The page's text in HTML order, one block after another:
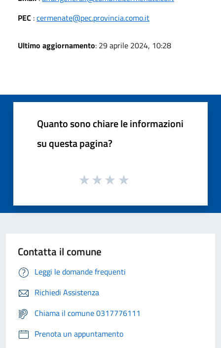
PEC :cermenate@pec.provincia.como.it
Ultimo aggiornamento: 29 aprile 2024, 10:28
Quanto sono chiare le informazioni
su questa pagina?
Contatta il comune
Leggi le domande frequenti
Richiedi Assistenza
Chiama il comune 0317776111
Prenota un appuntamento